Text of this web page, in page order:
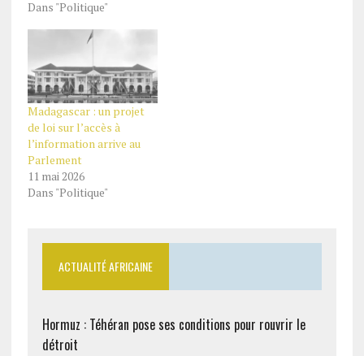
Dans "Politique"
Madagascar : un projet
de loi sur l’accès à
l’information arrive au
Parlement
11 mai 2026
Dans "Politique"
ACTUALITÉ AFRICAINE
Hormuz : Téhéran pose ses conditions pour rouvrir le
détroit